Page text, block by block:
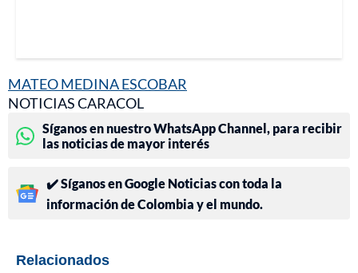
MATEO MEDINA ESCOBAR
NOTICIAS CARACOL
Síganos en nuestro WhatsApp Channel, para recibir
las noticias de mayor interés
✔️ Síganos en Google Noticias con toda la
información de Colombia y el mundo.
Relacionados